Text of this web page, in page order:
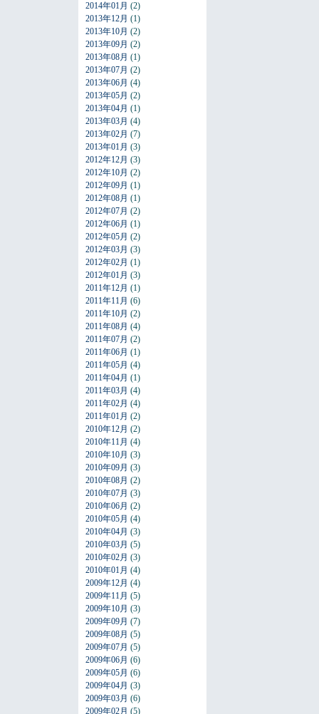
2014年01月 (2)
2013年12月 (1)
2013年10月 (2)
2013年09月 (2)
2013年08月 (1)
2013年07月 (2)
2013年06月 (4)
2013年05月 (2)
2013年04月 (1)
2013年03月 (4)
2013年02月 (7)
2013年01月 (3)
2012年12月 (3)
2012年10月 (2)
2012年09月 (1)
2012年08月 (1)
2012年07月 (2)
2012年06月 (1)
2012年05月 (2)
2012年03月 (3)
2012年02月 (1)
2012年01月 (3)
2011年12月 (1)
2011年11月 (6)
2011年10月 (2)
2011年08月 (4)
2011年07月 (2)
2011年06月 (1)
2011年05月 (4)
2011年04月 (1)
2011年03月 (4)
2011年02月 (4)
2011年01月 (2)
2010年12月 (2)
2010年11月 (4)
2010年10月 (3)
2010年09月 (3)
2010年08月 (2)
2010年07月 (3)
2010年06月 (2)
2010年05月 (4)
2010年04月 (3)
2010年03月 (5)
2010年02月 (3)
2010年01月 (4)
2009年12月 (4)
2009年11月 (5)
2009年10月 (3)
2009年09月 (7)
2009年08月 (5)
2009年07月 (5)
2009年06月 (6)
2009年05月 (6)
2009年04月 (3)
2009年03月 (6)
2009年02月 (5)